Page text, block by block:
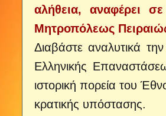
αλήθεια, αναφέρει
Μητροπόλεως
Διαβάστε αναλυτικά
Ελληνικής
ιστορική πορεία του
κρατικής υπόστασης.